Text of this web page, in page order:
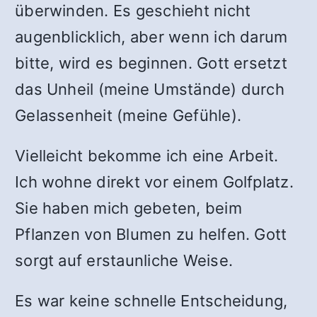
überwinden. Es geschieht nicht
augenblicklich, aber wenn ich darum
bitte, wird es beginnen. Gott ersetzt
das Unheil (meine Umstände) durch
Gelassenheit (meine Gefühle).
Vielleicht bekomme ich eine Arbeit.
Ich wohne direkt vor einem Golfplatz.
Sie haben mich gebeten, beim
Pflanzen von Blumen zu helfen. Gott
sorgt auf erstaunliche Weise.
Es war keine schnelle Entscheidung,